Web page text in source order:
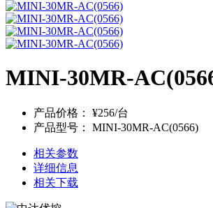
MINI-30MR-
产品价格：
¥256/台
产品型号：
MINI-30MR-AC(0566)
相关参数
详细信息
相关下载